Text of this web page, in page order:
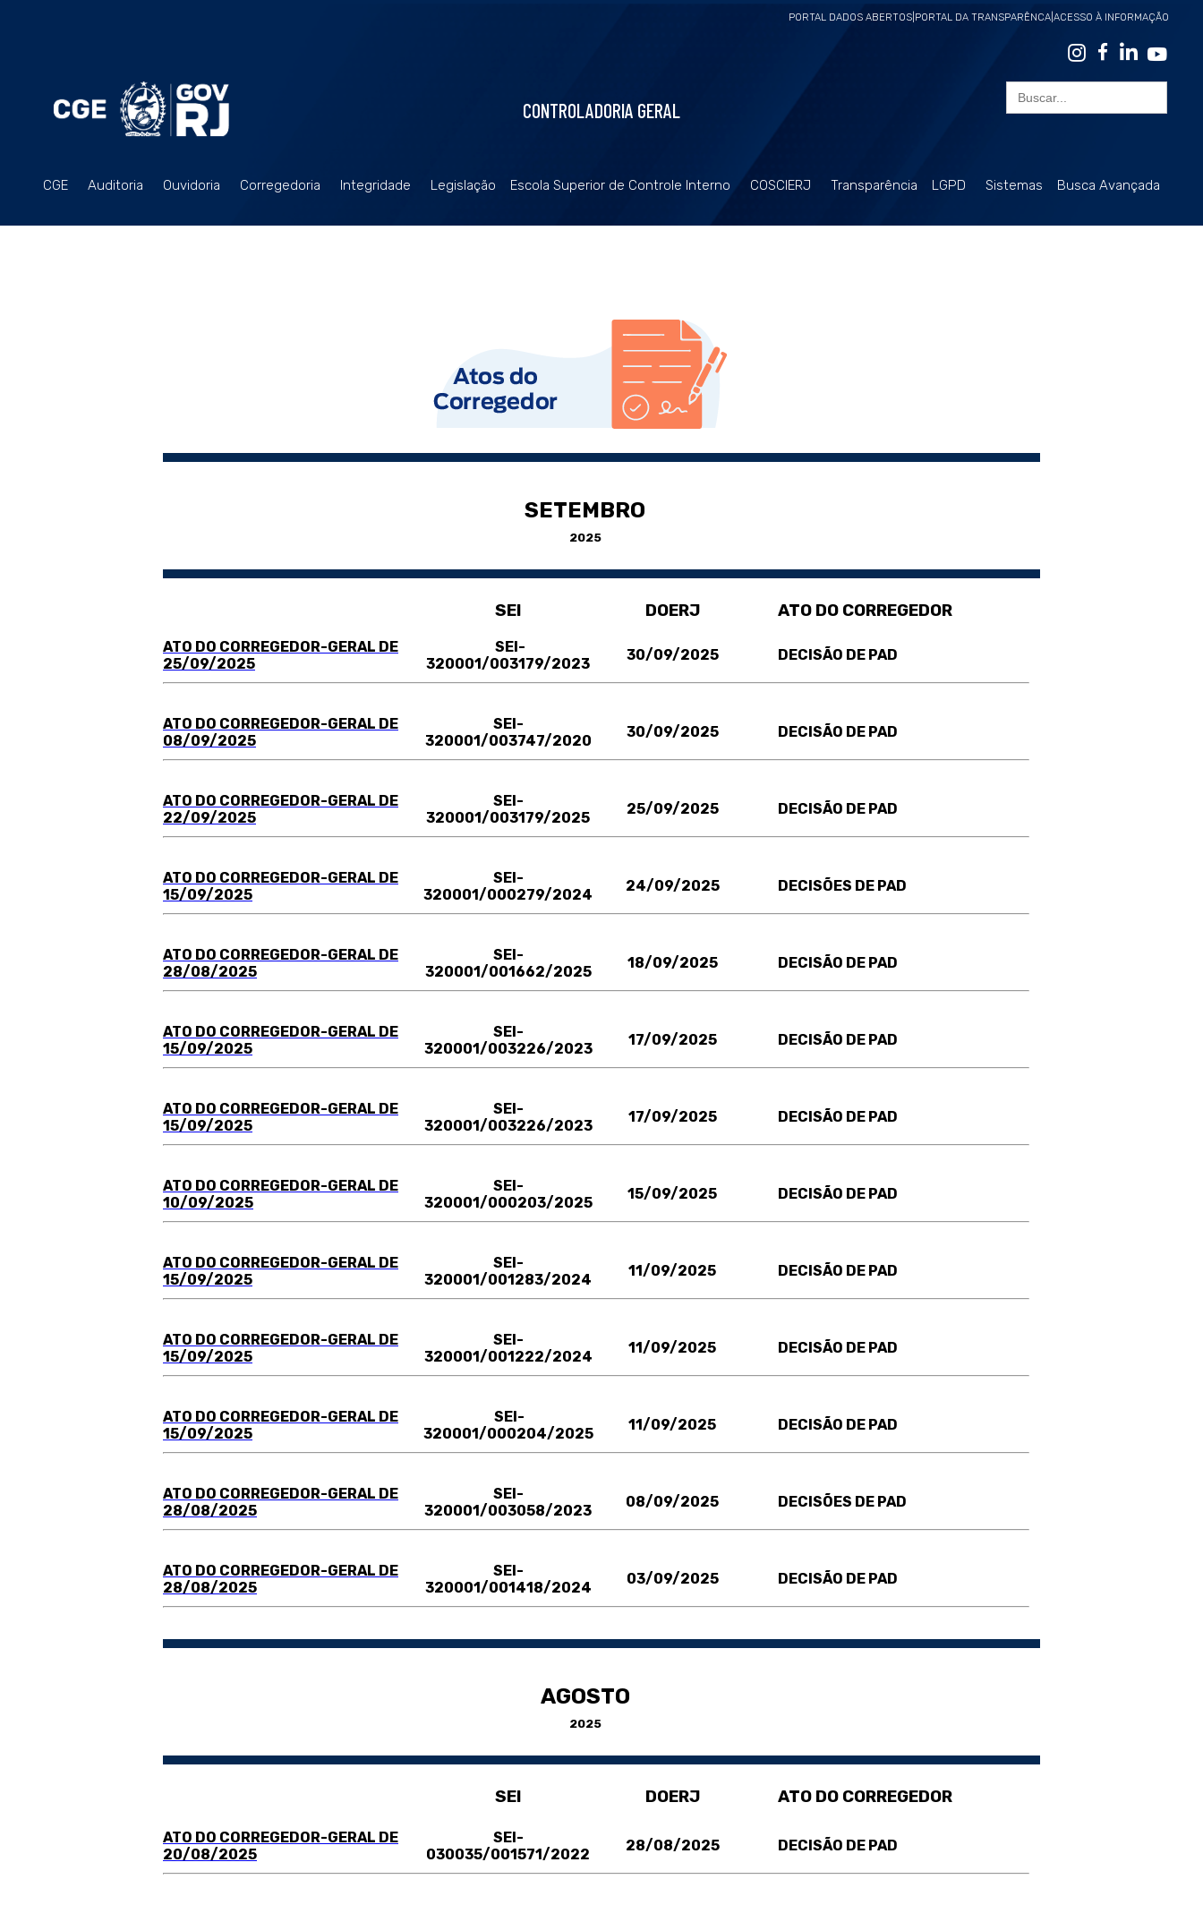
PORTAL DADOS ABERTOS PORTAL DA TRANSPARÊNCA ACESSO À INFORMAÇÃO
CONTROLADORIA GERAL
Search
for:
CGE Auditoria Ouvidoria Corregedoria Integridade Legislação Escola Superior de Controle Interno COSCIERJ Transparência LGPD Sistemas Busca Avançada
SETEMBRO
2025
SEI DOERJ ATO DO CORREGEDOR
ATO DO CORREGEDOR-GERAL DE
25/09/2025
SEI-
320001/003179/2023
30/09/2025 DECISÃO DE PAD
ATO DO CORREGEDOR-GERAL DE
08/09/2025
SEI-
320001/003747/2020
30/09/2025 DECISÃO DE PAD
ATO DO CORREGEDOR-GERAL DE
22/09/2025
SEI-
320001/003179/2025
25/09/2025 DECISÃO DE PAD
ATO DO CORREGEDOR-GERAL DE
15/09/2025
SEI-
320001/000279/2024
24/09/2025 DECISÕES DE PAD
ATO DO CORREGEDOR-GERAL DE
28/08/2025
SEI-
320001/001662/2025
18/09/2025 DECISÃO DE PAD
ATO DO CORREGEDOR-GERAL DE
15/09/2025
SEI-
320001/003226/2023
17/09/2025 DECISÃO DE PAD
ATO DO CORREGEDOR-GERAL DE
15/09/2025
SEI-
320001/003226/2023
17/09/2025 DECISÃO DE PAD
ATO DO CORREGEDOR-GERAL DE
10/09/2025
SEI-
320001/000203/2025
15/09/2025 DECISÃO DE PAD
ATO DO CORREGEDOR-GERAL DE
15/09/2025
SEI-
320001/001283/2024
11/09/2025 DECISÃO DE PAD
ATO DO CORREGEDOR-GERAL DE
15/09/2025
SEI-
320001/001222/2024
11/09/2025 DECISÃO DE PAD
ATO DO CORREGEDOR-GERAL DE
15/09/2025
SEI-
320001/000204/2025
11/09/2025 DECISÃO DE PAD
ATO DO CORREGEDOR-GERAL DE
28/08/2025
SEI-
320001/003058/2023
08/09/2025 DECISÕES DE PAD
ATO DO CORREGEDOR-GERAL DE
28/08/2025
SEI-
320001/001418/2024
03/09/2025 DECISÃO DE PAD
AGOSTO
2025
SEI DOERJ ATO DO CORREGEDOR
ATO DO CORREGEDOR-GERAL DE
20/08/2025
SEI-
030035/001571/2022
28/08/2025 DECISÃO DE PAD